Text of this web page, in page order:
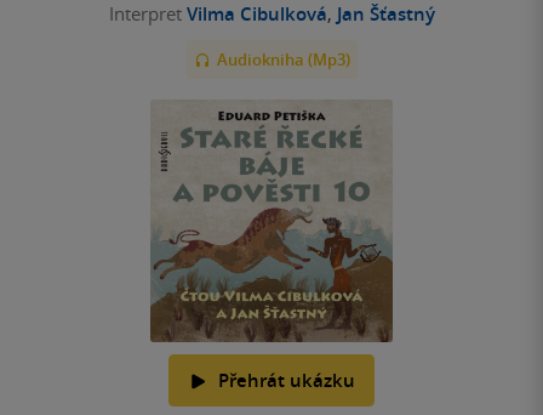
Interpret Vilma Cibulková, Jan Šťastný
Audiokniha (Mp3)
Přehrát ukázku